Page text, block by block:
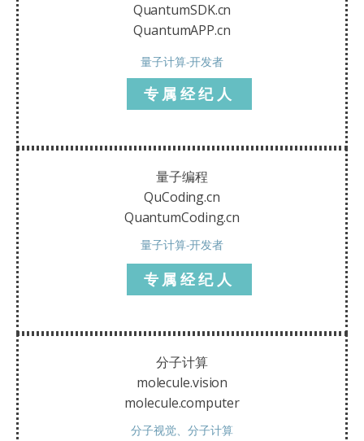
QuantumSDK.cn
QuantumAPP.cn
量子计算-开发者
专属经纪人
量子编程
QuCoding.cn
QuantumCoding.cn
量子计算-开发者
专属经纪人
分子计算
molecule.vision
molecule.computer
分子视觉、分子计算